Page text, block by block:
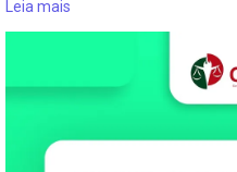
Leia mais